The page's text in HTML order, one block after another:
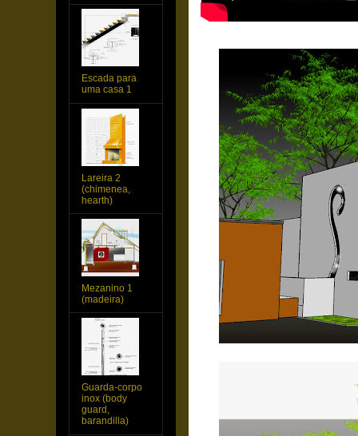
Escada para
uma casa 1
Lareira 2
(chimenea,
hearth)
Mezanino 1
(madeira)
Guarda-corpo
inox (body
guard,
barandilla)